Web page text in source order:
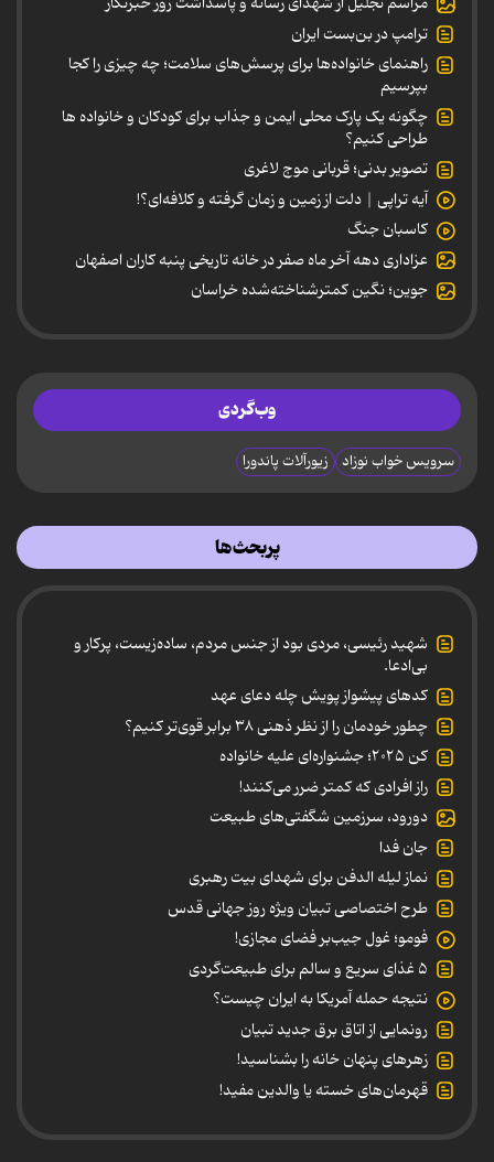
ترامپ در بن‌بست ایران
راهنمای خانواده‌ها برای پرسش‌های سلامت؛ چه چیزی را کجا
بپرسیم
چگونه یک پارک محلی ایمن و جذاب برای کودکان و خانواده ها
طراحی کنیم؟
تصویر بدنی؛ قربانی موج لاغری
آیه تراپی | دلت از زمین و زمان گرفته و کلافه‌ای؟!
کاسبان جنگ
عزاداری دهه آخر ماه صفر در خانه تاریخی پنبه کاران اصفهان
جوین؛ نگین کمترشناخته‌شده خراسان
وب‌گردی
سرویس خواب نوزاد زیورآلات پاندورا
پربحث‌ها
شهید رئیسی، مردی بود از جنس مردم، ساده‌زیست، پرکار و
بی‌ادعا.
کدهای پیشواز پویش چله دعای عهد
چطور خودمان را از نظر ذهنی ۳۸ برابر قوی‌تر کنیم؟
کن ۲۰۲۵؛ جشنواره‌ای علیه خانواده
راز افرادی که کمتر ضرر می‌کنند!
دورود، سرزمین شگفتی‌های طبیعت
جان فدا
نماز لیله الدفن برای شهدای بیت رهبری
طرح اختصاصی تبیان ویژه روز جهانی قدس
فومو؛ غول جیب‌بر فضای مجازی!
۵ غذای سریع و سالم برای طبیعت‌گردی
نتیجه حمله آمریکا به ایران چیست؟
رونمایی از اتاق برق جدید تبیان
زهرهای پنهان خانه را بشناسید!
قهرمان‌های خسته یا والدین مفید!